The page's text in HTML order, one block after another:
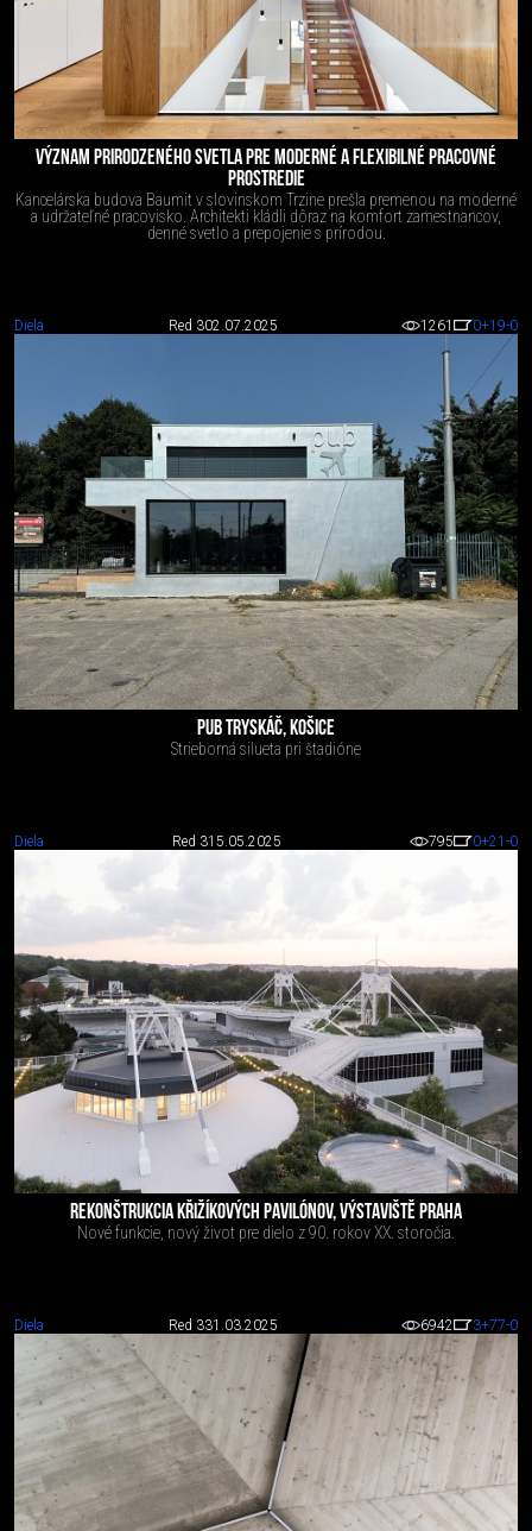
VÝZNAM PRIRODZENÉHO SVETLA PRE MODERNÉ A FLEXIBILNÉ PRACOVNÉ
PROSTREDIE
Kancelárska budova Baumit v slovinskom Trzine prešla premenou na moderné
a udržateľné pracovisko. Architekti kládli dôraz na komfort zamestnancov,
denné svetlo a prepojenie s prírodou.
Diela Red 302.07.2025 1261 0+19-0
PUB TRYSKÁČ, KOŠICE
Strieborná silueta pri štadióne
Diela Red 315.05.2025 795 0+21 -0
REKONŠTRUKCIA KŘIŽÍKOVÝCH PAVILÓNOV, VÝSTAVIŠTĚ PRAHA
Nové funkcie, nový život pre dielo z 90. rokov XX. storočia.
Diela Red 331.03.2025 6942 3+77-0